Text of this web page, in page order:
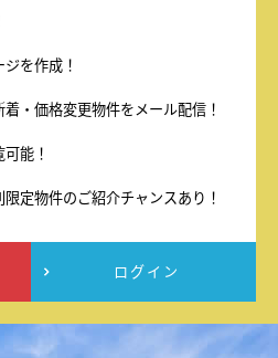
を作成！
・価格変更物件をメール配信！
能！
定物件のご紹介チャンスあり！
ログイン